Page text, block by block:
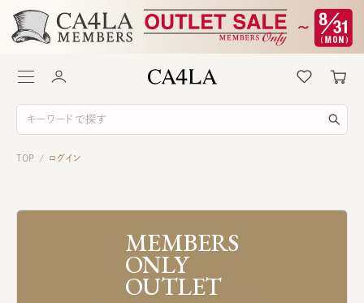
TOP / ログイン
MEMBERS
ONLY
OUTLET